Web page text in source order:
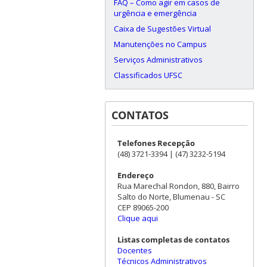
FAQ – Como agir em casos de
urgência e emergência
Caixa de Sugestões Virtual
Manutenções no Campus
Serviços Administrativos
Classificados UFSC
CONTATOS
Telefones Recepção
(48) 3721-3394 | (47) 3232-5194
Endereço
Rua Marechal Rondon, 880, Bairro
Salto do Norte, Blumenau - SC
CEP 89065-200
Clique aqui
Listas completas de contatos
Docentes
Técnicos Administrativos